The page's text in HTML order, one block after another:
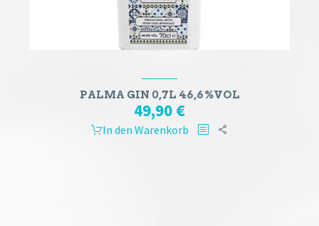
PALMA GIN 0,7L 46,6%VOL
49,90 €
In den Warenkorb